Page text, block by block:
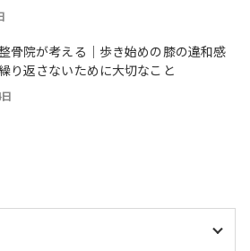
骨院が考える｜歩き始めの膝の違和感
り返さないために大切なこと